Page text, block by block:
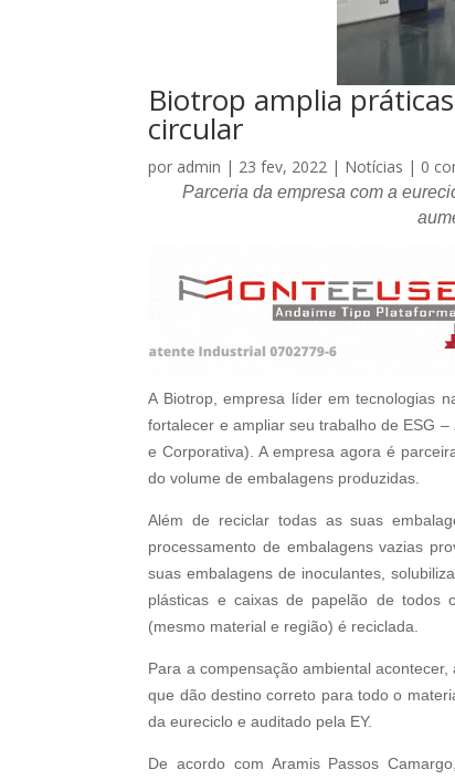
Biotrop amplia
circular
por admin | 23 fev, 2022 | Notícias | 0
Parceria da empresa com a
A Biotrop, empresa líder em tecnologias
fortalecer e ampliar seu trabalho de ESG –
e Corporativa). A empresa agora é
do volume de embalagens produzidas.
Além de reciclar todas as suas
processamento de embalagens vazias
suas embalagens de inoculantes,
plásticas e caixas de papelão de todos
(mesmo material e região) é reciclada.
Para a compensação ambiental
que dão destino correto para todo o
da eureciclo e auditado pela EY.
De acordo com Aramis Passos